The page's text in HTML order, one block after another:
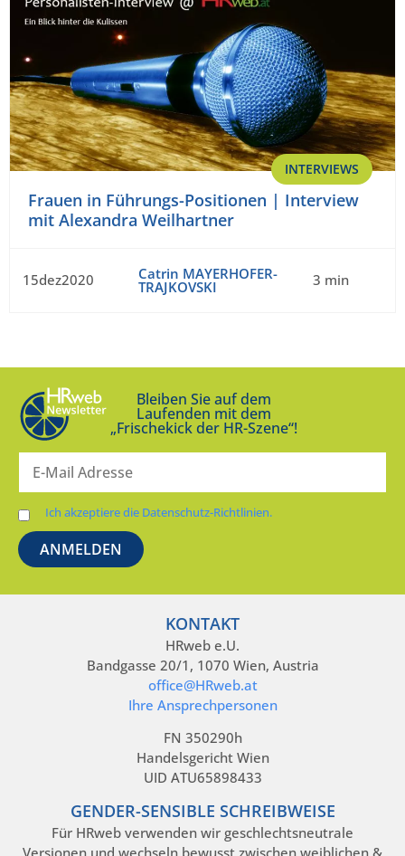
INTERVIEWS
Frauen in Führungs-Positionen | Interview
mit Alexandra Weilhartner
15dez2020 Catrin MAYERHOFER-
TRAJKOVSKI 3 min
Bleiben Sie auf dem
Laufenden mit dem
„Frischekick der HR-Szene“!
Ich akzeptiere die Datenschutz-Richtlinien.
KONTAKT
HRweb e.U.
Bandgasse 20/1, 1070 Wien, Austria
office@HRweb.at
Ihre Ansprechpersonen
FN 350290h
Handelsgericht Wien
UID ATU65898433
GENDER-SENSIBLE SCHREIBWEISE
Für HRweb verwenden wir geschlechtsneutrale